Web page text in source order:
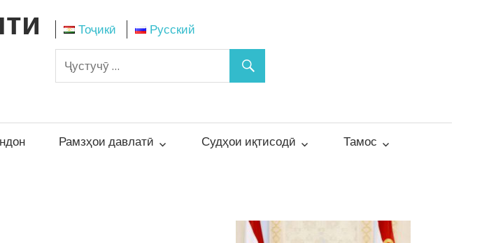
Тоҷикӣ Русский
Рамзҳои давлатӣ Судҳои иқтисодӣ Тамос